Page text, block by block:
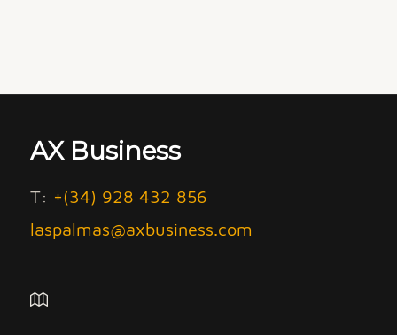
AX Business
T: +(34) 928 432 856
laspalmas@axbusiness.com